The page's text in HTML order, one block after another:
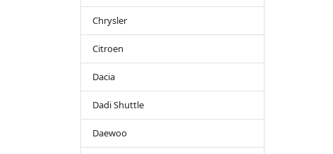
Chrysler
Citroen
Dacia
Dadi Shuttle
Daewoo